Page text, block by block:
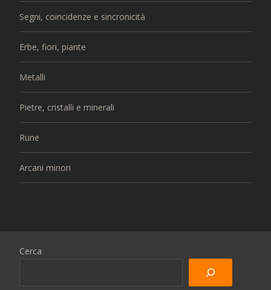
Segni, coincidenze e sincronicità
Erbe, fiori, piante
Metalli
Pietre, cristalli e minerali
Rune
Arcani minori
Cerca